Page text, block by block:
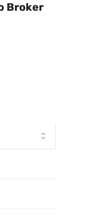
Broker